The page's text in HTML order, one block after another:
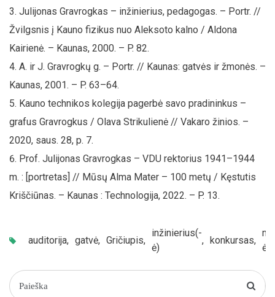
Julijonas Gravrogkas – inžinierius, pedagogas. – Portr. //
Žvilgsnis į Kauno fizikus nuo Aleksoto kalno / Aldona
Kairienė. – Kaunas, 2000. – P. 82.
A. ir J. Gravrogkų g. – Portr. // Kaunas: gatvės ir žmonės. –
Kaunas, 2001. – P. 63–64.
Kauno technikos kolegija pagerbė savo pradininkus –
grafus Gravrogkus / Olava Strikulienė // Vakaro žinios. –
2020, saus. 28, p. 7.
Prof. Julijonas Gravrogkas – VDU rektorius 1941–1944
m. : [portretas] // Mūsų Alma Mater – 100 metų / Kęstutis
Kriščiūnas. – Kaunas : Technologija, 2022. – P. 13.
auditorija, gatvė, Gričiupis,
inžinierius(-
ė)
, konkursas,
ė)